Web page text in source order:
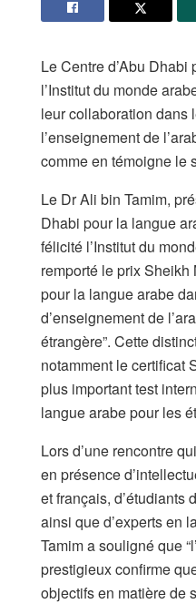
Le Centre d’Abu
l’Institut du monde
leur collaboration dans
l’enseignement de
comme en témoigne le
Le Dr Ali bin Tamim,
Dhabi pour la langue
félicité l’Institut du
remporté le prix
pour la langue arabe
d’enseignement de
étrangère”. Cette
notamment le certificat
plus important test
langue arabe pour les
Lors d’une rencontre
en présence
et français, d’étudiants
ainsi que d’experts en
Tamim a souligné que
prestigieux confirme
objectifs en matière de